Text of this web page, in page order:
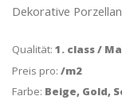
Dekorative
Qualität: 1. class /
Preis pro: /m2
Farbe: Beige, Gold,